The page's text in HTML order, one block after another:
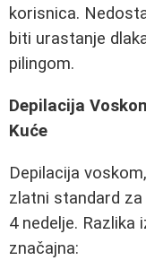
korisnica.
biti urastanje
pilingom.
Depilacija
Kuće
Depilacija
zlatni standard
4 nedelje. Razlika
značajna: